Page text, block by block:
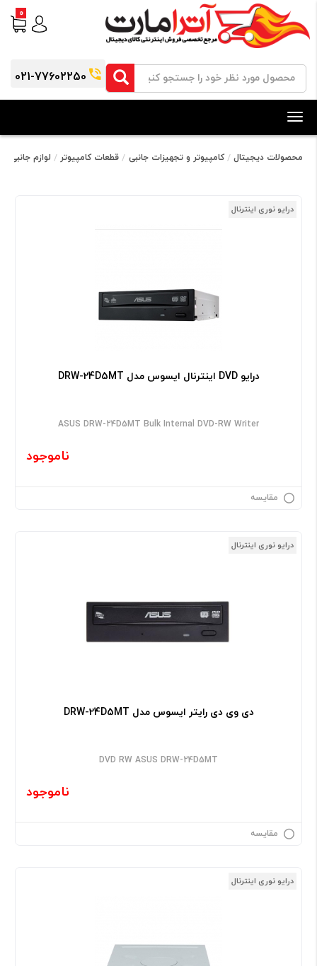
021-77602250
0
Toggle
navigation
محصولات دیجیتال کامپیوتر و تجهیزات جانبی قطعات کامپیوتر لوازم جانبی
درایو نوری اینترنال
درایو DVD اینترنال ایسوس مدل DRW-24D5MT
ASUS DRW-24D5MT Bulk Internal DVD-RW Writer
ناموجود
مقایسه
درایو نوری اینترنال
دی وی دی رایتر ایسوس مدل DRW-24D5MT
DVD RW ASUS DRW-24D5MT
ناموجود
مقایسه
درایو نوری اینترنال